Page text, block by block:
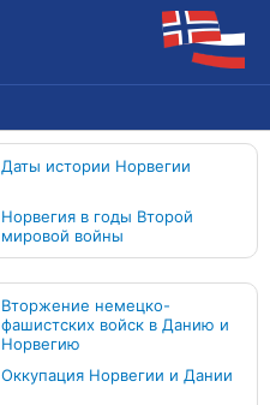
Даты истории Норвегии
Норвегия в годы Второй
мировой войны
Вторжение немецко-
фашистских войск в Данию и
Норвегию
Оккупация Норвегии и Дании